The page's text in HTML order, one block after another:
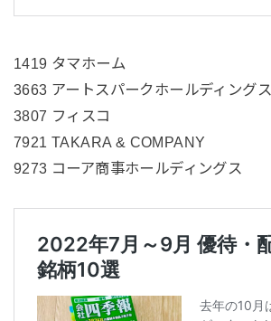
1419 タマホーム
3663 アートスパークホールディングス
3807 フィスコ
7921 TAKARA & COMPANY
9273 コーア商事ホールディングス